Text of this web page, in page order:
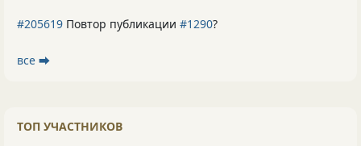
#205619 Повтор публикации #1290?
все ⮕
ТОП УЧАСТНИКОВ